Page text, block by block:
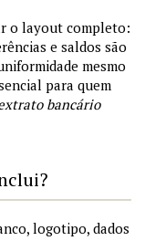
o layout completo:
e saldos são
mesmo
para quem
bancário
logotipo, dados